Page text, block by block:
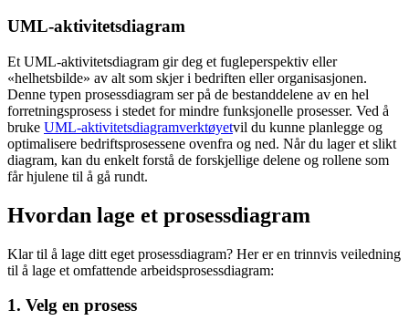
UML-aktivitetsdiagram
Et UML-aktivitetsdiagram gir deg et fugleperspektiv eller
«helhetsbilde» av alt som skjer i bedriften eller organisasjonen.
Denne typen prosessdiagram ser på de bestanddelene av en hel
forretningsprosess i stedet for mindre funksjonelle prosesser. Ved å
bruke UML-aktivitetsdiagramverktøyetvil du kunne planlegge og
optimalisere bedriftsprosessene ovenfra og ned. Når du lager et slikt
diagram, kan du enkelt forstå de forskjellige delene og rollene som
får hjulene til å gå rundt.
Hvordan lage et prosessdiagram
Klar til å lage ditt eget prosessdiagram? Her er en trinnvis veiledning
til å lage et omfattende arbeidsprosessdiagram:
1. Velg en prosess